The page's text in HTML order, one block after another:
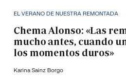
EL VERANO DE NUESTRA REMONTADA
Chema Alonso: «Las
mucho antes, cuando
los momentos duros»
Karina Sainz Borgo